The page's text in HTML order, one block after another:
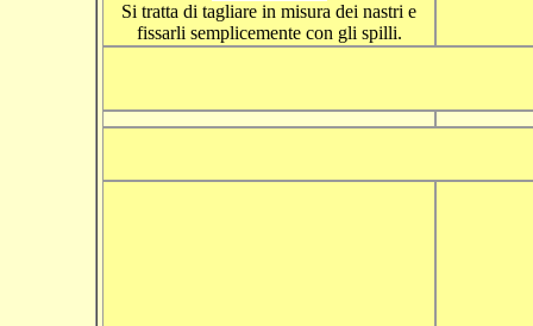
Si tratta di tagliare in misura dei nastri e
fissarli semplicemente con gli spilli.